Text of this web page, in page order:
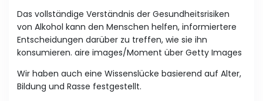
Das vollständige Verständnis der Gesundheitsrisiken
von Alkohol kann den Menschen helfen, informiertere
Entscheidungen darüber zu treffen, wie sie ihn
konsumieren. aire images/Moment über Getty Images
Wir haben auch eine Wissenslücke basierend auf Alter,
Bildung und Rasse festgestellt.